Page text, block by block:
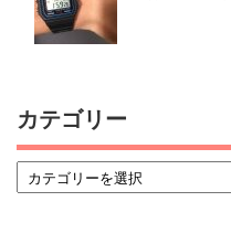
カテゴリー